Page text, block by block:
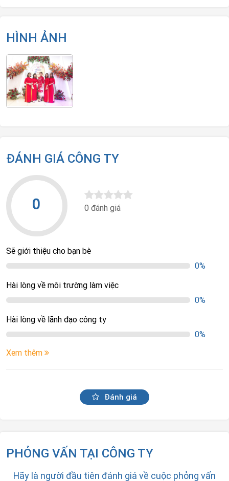
HÌNH ẢNH
ĐÁNH GIÁ CÔNG TY
0 0 đánh giá
Sẽ giới thiệu cho bạn bè
0%
Hài lòng về môi trường làm việc
0%
Hài lòng về lãnh đạo công ty
0%
Xem thêm
Đánh giá
PHỎNG VẤN TẠI CÔNG TY
Hãy là người đầu tiên đánh giá về cuộc phỏng vấn